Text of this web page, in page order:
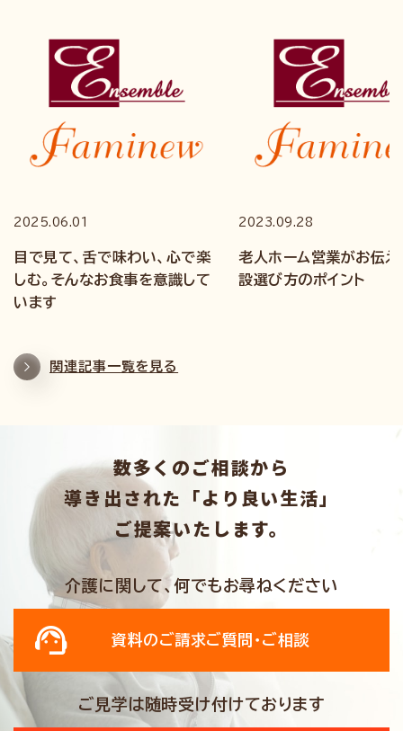
2025.06.01
目で見て、舌で味わい、心で楽
しむ。そんなお食事を意識して
います
2023.09.28
老人ホーム営業がお伝
設選び方のポイント
関連記事一覧を見る
数多くのご相談から
導き出された「より良い生活」
ご提案いたします。
介護に関して、何でもお尋ねください
資料のご請求ご質問・ご相談
ご見学は随時受け付けております